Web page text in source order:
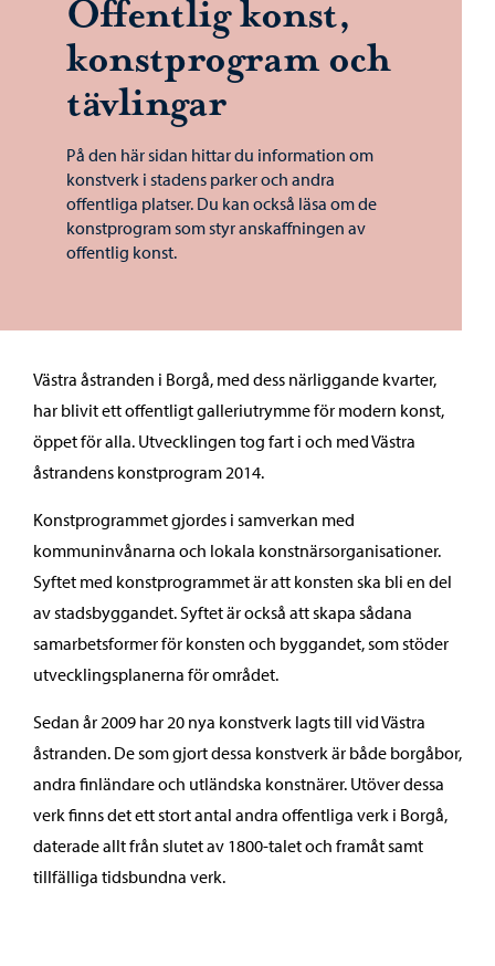
Offentlig konst,
konstprogram och
tävlingar
På den här sidan hittar du information om
konstverk i stadens parker och andra
offentliga platser. Du kan också läsa om de
konstprogram som styr anskaffningen av
offentlig konst.
Västra åstranden i Borgå, med dess närliggande kvarter,
har blivit ett offentligt galleriutrymme för modern konst,
öppet för alla. Utvecklingen tog fart i och med Västra
åstrandens konstprogram 2014.
Konstprogrammet gjordes i samverkan med
kommuninvånarna och lokala konstnärsorganisationer.
Syftet med konstprogrammet är att konsten ska bli en del
av stadsbyggandet. Syftet är också att skapa sådana
samarbetsformer för konsten och byggandet, som stöder
utvecklingsplanerna för området.
Sedan år 2009 har 20 nya konstverk lagts till vid Västra
åstranden. De som gjort dessa konstverk är både borgåbor,
andra finländare och utländska konstnärer. Utöver dessa
verk finns det ett stort antal andra offentliga verk i Borgå,
daterade allt från slutet av 1800-talet och framåt samt
tillfälliga tidsbundna verk.